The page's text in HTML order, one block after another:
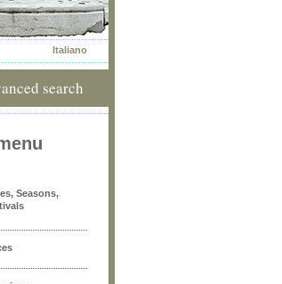
Italiano
search
Seasons,